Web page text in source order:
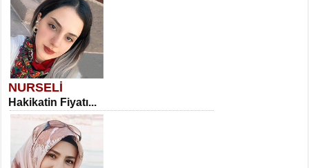
NURSELİ
Hakikatin Fiyatı...